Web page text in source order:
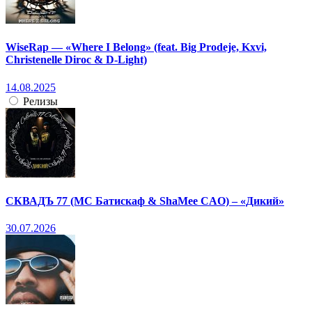
WiseRap — «Where I Belong» (feat. Big Prodeje, Kxvi,
Christenelle Diroc & D-Light)
14.08.2025
Релизы
СКВАДЪ 77 (МС Батискаф & ShaMee CAO) – «Дикий»
30.07.2026